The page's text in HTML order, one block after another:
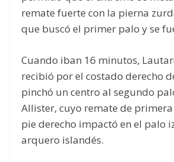
remate fuerte con la pierna
que buscó el primer palo y se
Cuando iban 16 minutos,
recibió por el costado derecho
pinchó un centro al segundo
Allister, cuyo remate de
pie derecho impactó en el palo
arquero islandés.